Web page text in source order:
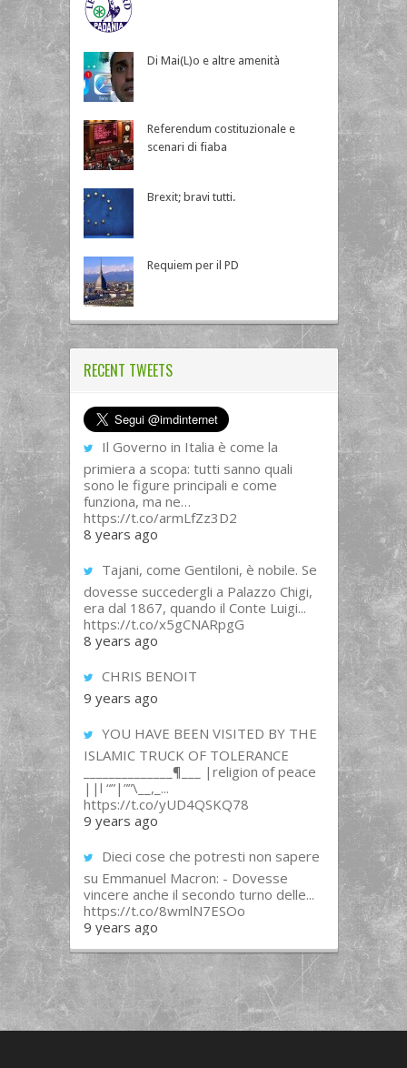
Di Mai(L)o e altre amenità
Referendum costituzionale e
scenari di fiaba
Brexit; bravi tutti.
Requiem per il PD
RECENT TWEETS
Il Governo in Italia è come la
primiera a scopa: tutti sanno quali
sono le figure principali e come
funziona, ma ne…
https://t.co/armLfZz3D2
8 years ago
Tajani, come Gentiloni, è nobile. Se
dovesse succedergli a Palazzo Chigi,
era dal 1867, quando il Conte Luigi...
https://t.co/x5gCNARpgG
8 years ago
CHRIS BENOIT
9 years ago
YOU HAVE BEEN VISITED BY THE
ISLAMIC TRUCK OF TOLERANCE
______________¶___ |religion of peace
||l “”|””\__,_...
https://t.co/yUD4QSKQ78
9 years ago
Dieci cose che potresti non sapere
su Emmanuel Macron: - Dovesse
vincere anche il secondo turno delle...
https://t.co/8wmlN7ESOo
9 years ago